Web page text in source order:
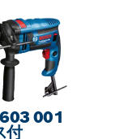
001
付